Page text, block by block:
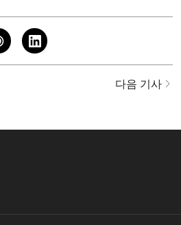
다음 기사